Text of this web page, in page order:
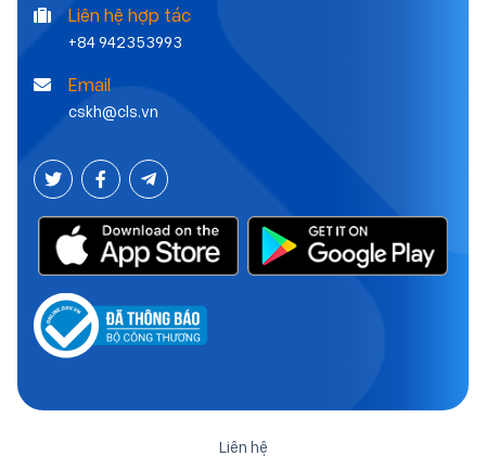
Liên hệ hợp tác
+84 942353993
Email
cskh@cls.vn
Liên hệ